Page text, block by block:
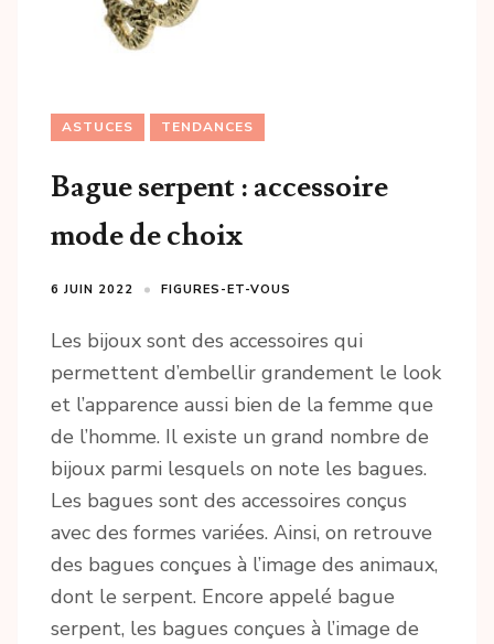
ASTUCES TENDANCES
Bague serpent : accessoire
mode de choix
6 JUIN 2022 FIGURES-ET-VOUS
Les bijoux sont des accessoires qui
permettent d’embellir grandement le look
et l’apparence aussi bien de la femme que
de l’homme. Il existe un grand nombre de
bijoux parmi lesquels on note les bagues.
Les bagues sont des accessoires conçus
avec des formes variées. Ainsi, on retrouve
des bagues conçues à l’image des animaux,
dont le serpent. Encore appelé bague
serpent, les bagues conçues à l’image de